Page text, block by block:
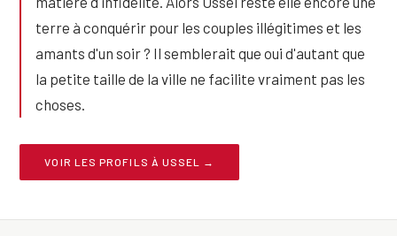
terre à conquérir pour les couples illégitimes et les
amants d'un soir ? Il semblerait que oui d'autant que
la petite taille de la ville ne facilite vraiment pas les
choses.
VOIR LES PROFILS À USSEL →